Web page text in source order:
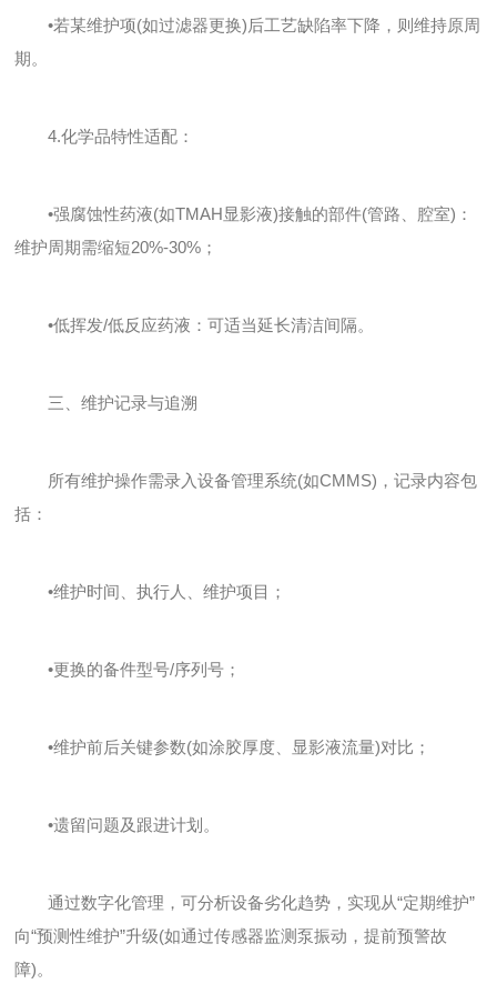
•若某维护项(如过滤器更换)后工艺缺陷率下降，则维持原周
期。
4.化学品特性适配：
•强腐蚀性药液(如TMAH显影液)接触的部件(管路、腔室)：
维护周期需缩短20%-30%；
•低挥发/低反应药液：可适当延长清洁间隔。
三、维护记录与追溯
所有维护操作需录入设备管理系统(如CMMS)，记录内容包
括：
•维护时间、执行人、维护项目；
•更换的备件型号/序列号；
•维护前后关键参数(如涂胶厚度、显影液流量)对比；
•遗留问题及跟进计划。
通过数字化管理，可分析设备劣化趋势，实现从“定期维护”
向“预测性维护”升级(如通过传感器监测泵振动，提前预警故
障)。